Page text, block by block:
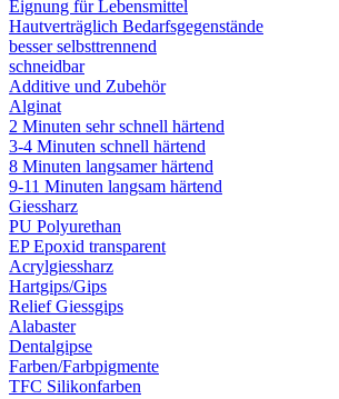
Eignung für Lebensmittel
Hautverträglich Bedarfsgegenstände
besser selbsttrennend
schneidbar
Additive und Zubehör
Alginat
2 Minuten sehr schnell härtend
3-4 Minuten schnell härtend
8 Minuten langsamer härtend
9-11 Minuten langsam härtend
Giessharz
PU Polyurethan
EP Epoxid transparent
Acrylgiessharz
Hartgips/Gips
Relief Giessgips
Alabaster
Dentalgipse
Farben/Farbpigmente
TFC Silikonfarben